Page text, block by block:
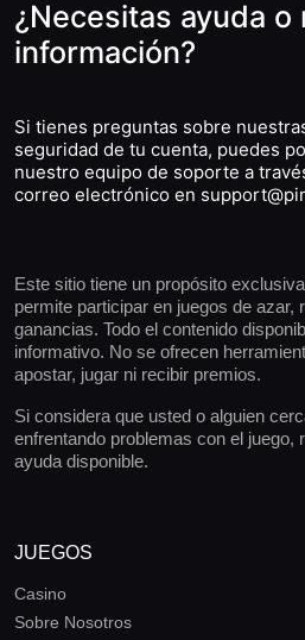
¿Necesitas ayuda o
información?
Si tienes preguntas sobre
seguridad de tu cuenta, puedes
nuestro equipo de soporte a
correo electrónico en
Este sitio tiene un propósito
permite participar en juegos de azar,
ganancias. Todo el contenido
informativo. No se ofrecen
apostar, jugar ni recibir premios.
Si considera que usted o alguien
enfrentando problemas con el juego,
ayuda disponible.
JUEGOS
Casino
Sobre Nosotros